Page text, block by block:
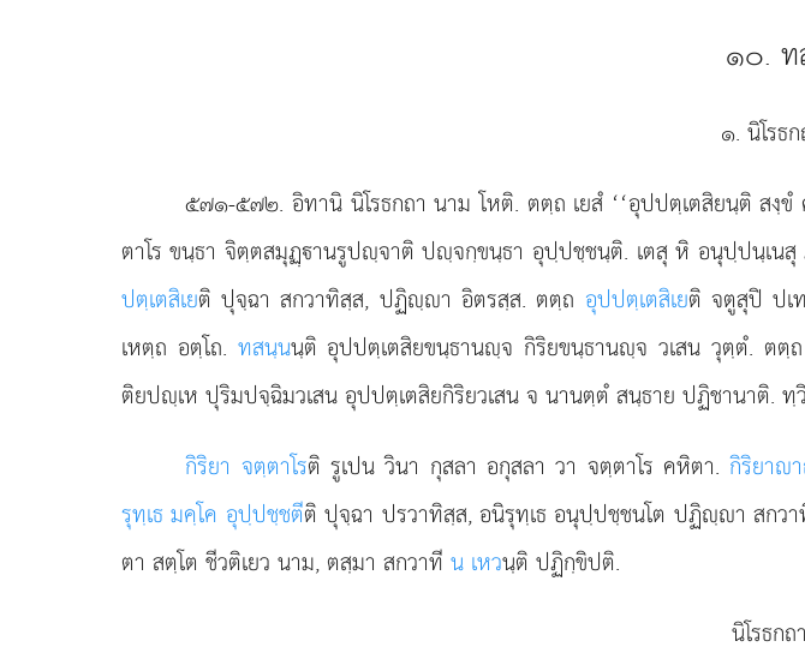
๑๐. ท
๑. นิโรธ
๕๗๑-๕๗๒. อิทานิ นิโรธกถา นาม โหติ. ตตฺถ เยสํ ‘‘อุปปตฺเตสิยนฺติ ส
ตาโร ขนฺธา จิตฺตสมุฏฺานรูปฺจาติ ปฺจกฺขนฺธา อุปฺปชฺชนฺติ. เตสุ หิ อนุปฺปนฺเนสุ
ปตฺเตสิเยติ ปุจฺฉา สกวาทิสฺส, ปฏิฺา อิตรสฺส. ตตฺถ อุปปตฺเตสิเยติ จตูสุปิ ปเ
เหตฺถ อตฺโถ. ทสนฺนนฺติ อุปปตฺเตสิยขนฺธานฺจ กิริยขนฺธานฺจ วเสน วุตฺตํ. ต
ติยปฺเห ปุริมปจฺฉิมวเสน อุปปตฺเตสิยกิริยวเสน จ นานตฺตํ สนฺธาย ปฏิชานาติ.
กิริยา จตฺตาโรติ รูเปน วินา กุสลา อกุสลา วา จตฺตาโร คหิตา.กิริยา
รุทฺเธ มคฺโค อุปฺปชฺชตีติ ปุจฺฉา ปรวาทิสฺส, อนิรุทฺเธ อนุปฺปชฺชนโต ปฏิฺา สกวา
ตา สตฺโต ชีวติเยว นาม, ตสฺมา สกวาที น เหวนฺติ ปฏิกฺขิปติ.
นิโรธก